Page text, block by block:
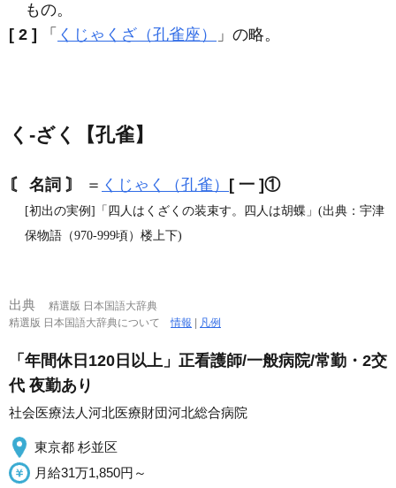
もの。
[ 2 ]
「 くじゃくざ（孔雀座） 」の略。
く‐ざく【孔雀】
〘 名詞 〙 ＝ くじゃく（孔雀） [ 一 ]①
[初出の実例]「四人はくざくの装束す。四人は胡蝶」(出典：宇津
保物語（970‐999頃）楼上下)
出典
精選版 日本国語大辞典
精選版 日本国語大辞典について情報 凡例
「年間休日120日以上」正看護師/一般病院/常勤・2交
代 夜勤あり
社会医療法人河北医療財団河北総合病院
東京都 杉並区
月給31万1,850円～